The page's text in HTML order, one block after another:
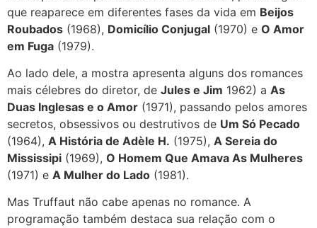
que reaparece em diferentes fases da vida em Beijos
Roubados (1968), Domicílio Conjugal (1970) e O Amor
em Fuga (1979).
Ao lado dele, a mostra apresenta alguns dos romances
mais célebres do diretor, de Jules e Jim 1962) a As
Duas Inglesas e o Amor (1971), passando pelos amores
secretos, obsessivos ou destrutivos de Um Só Pecado
(1964), A História de Adèle H. (1975), A Sereia do
Mississipi (1969), O Homem Que Amava As Mulheres
(1971) e A Mulher do Lado (1981).
Mas Truffaut não cabe apenas no romance. A
programação também destaca sua relação com o